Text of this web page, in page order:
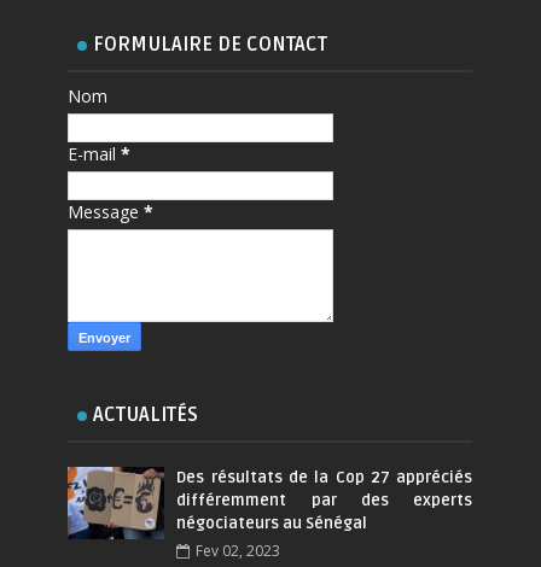
FORMULAIRE DE CONTACT
Nom
E-mail*
Message*
ACTUALITÉS
Des résultats de la Cop 27 appréciés
différemment par des experts
négociateurs au Sénégal
Fev 02, 2023